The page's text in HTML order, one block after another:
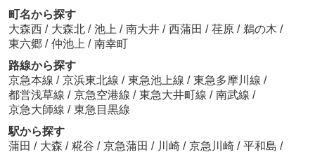
町名から探す
大森西 / 大森北 / 池上 / 南大井 / 西蒲田 / 荏原 / 鵜の木 /
東六郷 / 仲池上 / 南幸町
路線から探す
京急本線 / 京浜東北線 / 東急池上線 / 東急多摩川線 /
都営浅草線 / 京急空港線 / 東急大井町線 / 南武線 /
京急大師線 / 東急目黒線
駅から探す
蒲田 / 大森 / 糀谷 / 京急蒲田 / 川崎 / 京急川崎 / 平和島 /